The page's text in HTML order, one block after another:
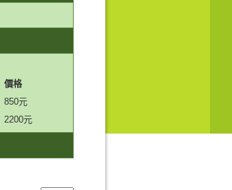
價格
850元
2200元